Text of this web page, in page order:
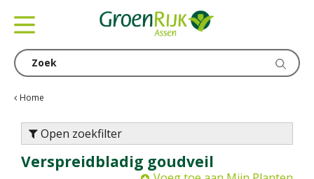
Home
Open zoekfilter
Verspreidbladig goudveil